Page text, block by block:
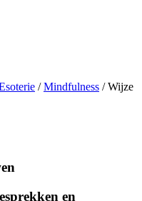
/Mindfulness / Wijze
en